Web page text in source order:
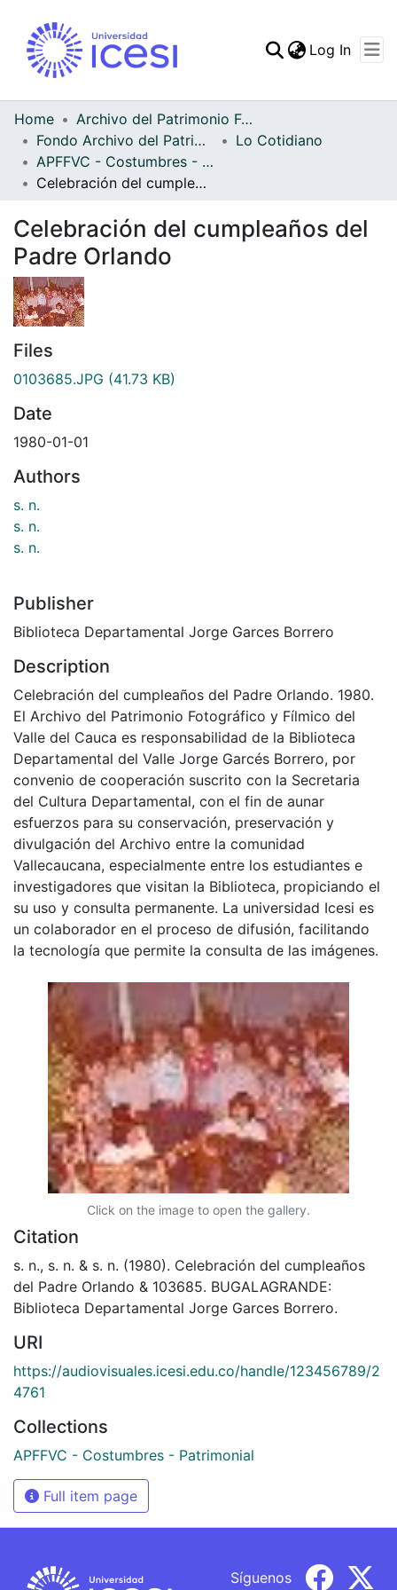
Statistics
Log In
Home
Archivo del Patrimonio Fotográfico y Fílmico del Valle del Cauca
Fondo Archivo del Patrimonio Fotográfico y Fílmico del Valle del Cauca
Lo Cotidiano
APFFVC - Costumbres - Patrimonial
Celebración del cumpleaños del Padre Orlando
Celebración del cumpleaños del
Padre Orlando
Files
0103685.JPG (41.73 KB)
Date
1980-01-01
Authors
s. n.
s. n.
s. n.
Publisher
Biblioteca Departamental Jorge Garces Borrero
Description
Celebración del cumpleaños del Padre Orlando. 1980.
El Archivo del Patrimonio Fotográfico y Fílmico del
Valle del Cauca es responsabilidad de la Biblioteca
Departamental del Valle Jorge Garcés Borrero, por
convenio de cooperación suscrito con la Secretaria
del Cultura Departamental, con el fin de aunar
esfuerzos para su conservación, preservación y
divulgación del Archivo entre la comunidad
Vallecaucana, especialmente entre los estudiantes e
investigadores que visitan la Biblioteca, propiciando el
su uso y consulta permanente. La universidad Icesi es
un colaborador en el proceso de difusión, facilitando
la tecnología que permite la consulta de las imágenes.
Click on the image to open the gallery.
Citation
s. n., s. n. & s. n. (1980). Celebración del cumpleaños
del Padre Orlando & 103685. BUGALAGRANDE:
Biblioteca Departamental Jorge Garces Borrero.
URI
https://audiovisuales.icesi.edu.co/handle/123456789/2
4761
Collections
APFFVC - Costumbres - Patrimonial
Full item page
Síguenos